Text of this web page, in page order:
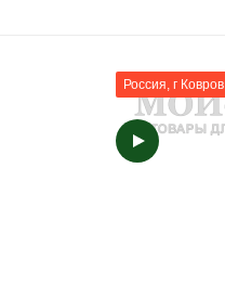
Россия, г Ковров